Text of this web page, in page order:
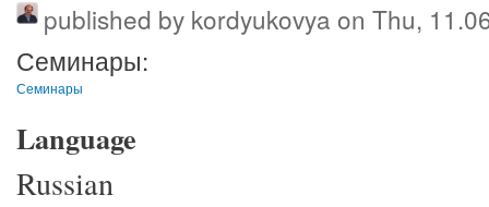
published by kordyukovya on Thu,
Семинары:
Семинары
Language
Russian